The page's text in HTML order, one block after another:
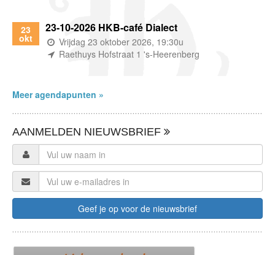
23
okt
23-10-2026 HKB-café Dialect
(wanneer)
Vrijdag 23 oktober 2026, 19:30u
(waar)
Raethuys Hofstraat 1 's-Heerenberg
Meer agendapunten »
AANMELDEN NIEUWSBRIEF